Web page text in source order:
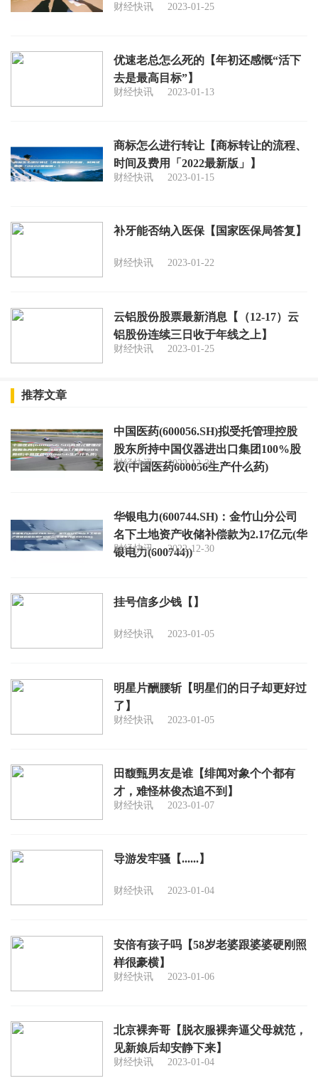
财经快讯 2023-01-25
优速老总怎么死的【年初还感慨“活下
去是最高目标”】
财经快讯 2023-01-13
商标怎么进行转让【商标转让的流程、
时间及费用「2022最新版」】
财经快讯 2023-01-15
补牙能否纳入医保【国家医保局答复】
财经快讯 2023-01-22
云铝股份股票最新消息【（12-17）云
铝股份连续三日收于年线之上】
财经快讯 2023-01-25
推荐文章
中国医药(600056.SH)拟受托管理控股
股东所持中国仪器进出口集团100%股
权(中国医药600056生产什么药)
财经快讯 2022-12-30
华银电力(600744.SH)：金竹山分公司
名下土地资产收储补偿款为2.17亿元(华
银电力(600744))
财经快讯 2022-12-30
挂号信多少钱【】
财经快讯 2023-01-05
明星片酬腰斩【明星们的日子却更好过
了】
财经快讯 2023-01-05
田馥甄男友是谁【绯闻对象个个都有
才，难怪林俊杰追不到】
财经快讯 2023-01-07
导游发牢骚【......】
财经快讯 2023-01-04
安倍有孩子吗【58岁老婆跟婆婆硬刚照
样很豪横】
财经快讯 2023-01-06
北京裸奔哥【脱衣服裸奔逼父母就范，
见新娘后却安静下来】
财经快讯 2023-01-04